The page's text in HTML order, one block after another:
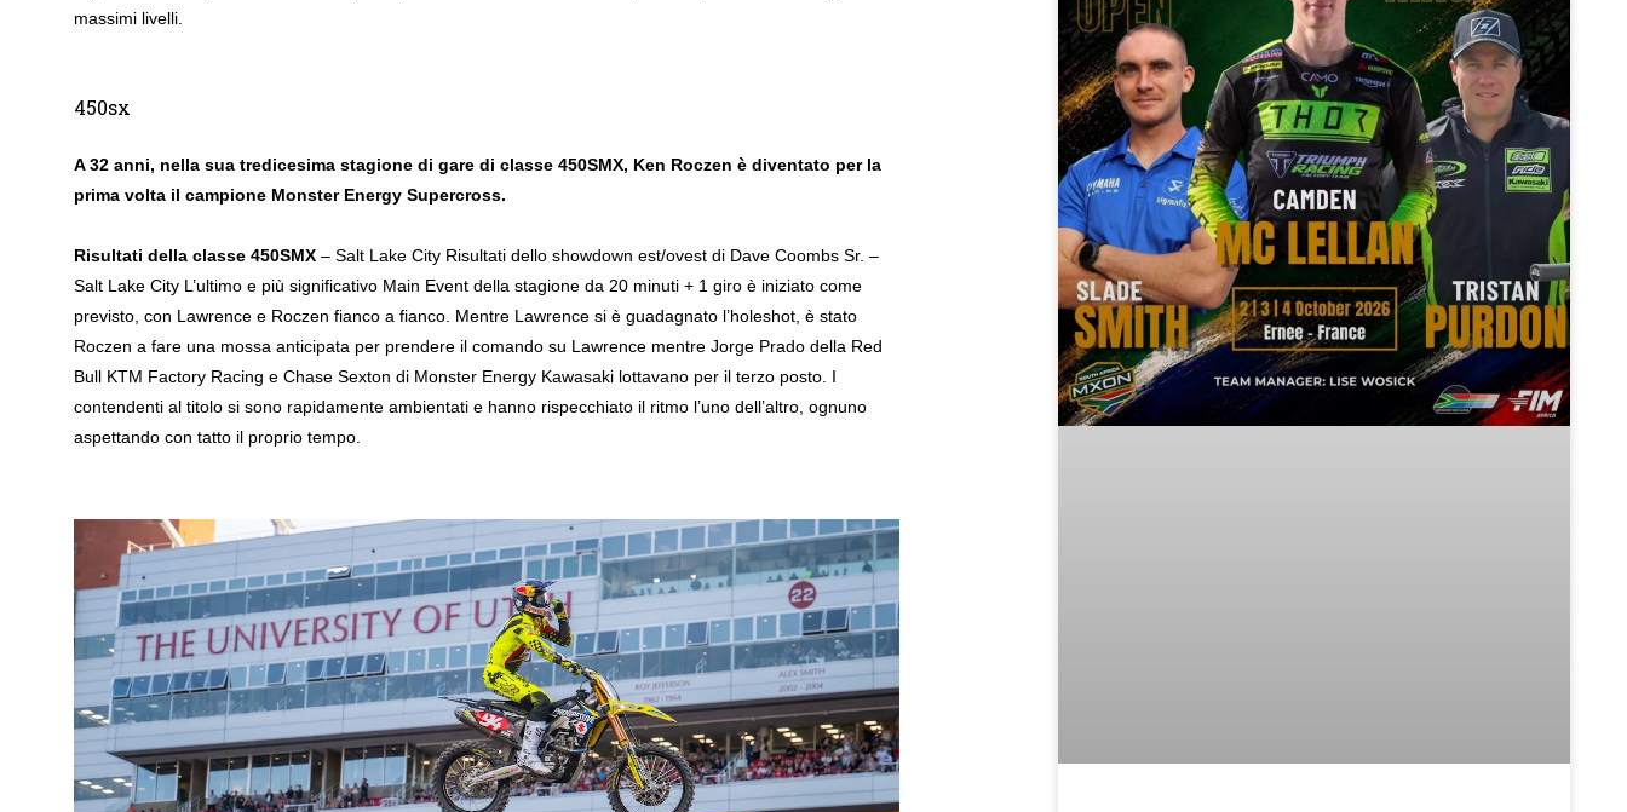
massimi livelli.
450sx
A 32 anni, nella sua tredicesima stagione di gare di classe 450SMX, Ken Roczen è diventato per la
prima volta il campione Monster Energy Supercross.
Risultati della classe 450SMX – Salt Lake City Risultati dello showdown est/ovest di Dave Coombs Sr. –
Salt Lake City L’ultimo e più significativo Main Event della stagione da 20 minuti + 1 giro è iniziato come
previsto, con Lawrence e Roczen fianco a fianco. Mentre Lawrence si è guadagnato l’holeshot, è stato
Roczen a fare una mossa anticipata per prendere il comando su Lawrence mentre Jorge Prado della Red
Bull KTM Factory Racing e Chase Sexton di Monster Energy Kawasaki lottavano per il terzo posto. I
contendenti al titolo si sono rapidamente ambientati e hanno rispecchiato il ritmo l’uno dell’altro, ognuno
aspettando con tatto il proprio tempo.